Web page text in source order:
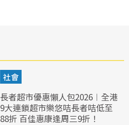
社會
長者超市優惠懶人包2026︱全港
9大連鎖超市樂悠咭長者咭低至
88折 百佳惠康逢周三9折！